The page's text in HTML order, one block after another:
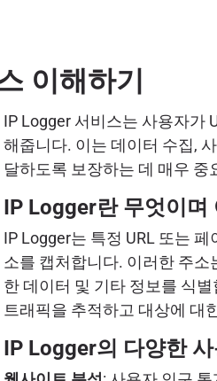
이해하기
IP Logger 서비스는 사용자가
해줍니다. 이는 데이터 수집,
달하도록 보장하는 데 매우 중
IP Logger란 무엇이며
IP Logger는 특정 URL 또는
소를 캡처합니다. 이러한 주소
한 데이터 및 기타 정보를 식
트래픽을 추적하고 대상에 대
IP Logger의 다양한